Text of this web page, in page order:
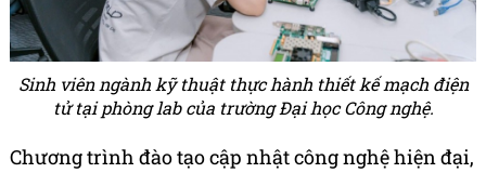
Sinh viên ngành kỹ thuật thực hành thiết kế mạch điện
tử tại phòng lab của trường Đại học Công nghệ.
Chương trình đào tạo cập nhật công nghệ hiện đại,